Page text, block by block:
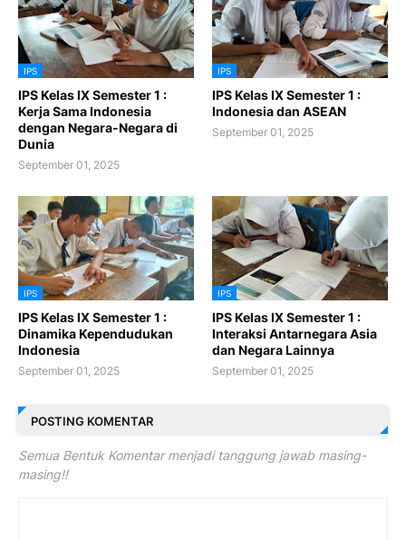
IPS
IPS Kelas IX Semester 1 :
Kerja Sama Indonesia
dengan Negara-Negara di
Dunia
September 01, 2025
IPS
IPS Kelas IX Semester 1 :
Indonesia dan ASEAN
September 01, 2025
IPS
IPS Kelas IX Semester 1 :
Dinamika Kependudukan
Indonesia
September 01, 2025
IPS
IPS Kelas IX Semester 1 :
Interaksi Antarnegara Asia
dan Negara Lainnya
September 01, 2025
POSTING KOMENTAR
Semua Bentuk Komentar menjadi tanggung jawab masing-
masing!!